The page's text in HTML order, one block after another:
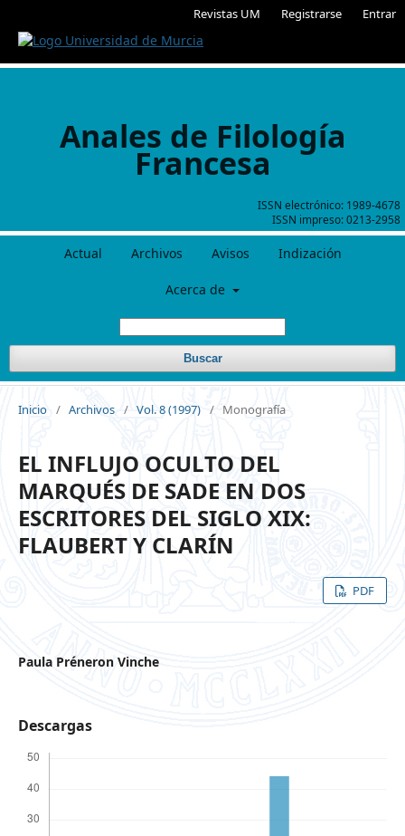
Revistas UM Registrarse Entrar
ISSN electrónico: 1989-4678
ISSN impreso:0213-2958
Anales de Filología
Francesa
Actual Archivos Avisos Indización
Acerca de
Buscar
Inicio / Archivos / Vol. 8 (1997) / Monografía
EL INFLUJO OCULTO DEL
MARQUÉS DE SADE EN DOS
ESCRITORES DEL SIGLO XIX:
FLAUBERT Y CLARÍN
PDF
Paula Préneron Vinche
Descargas